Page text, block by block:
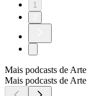
1
Mais podcasts de Arte
Mais podcasts de Arte